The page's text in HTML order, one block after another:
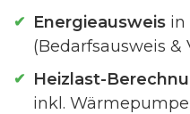
Energieausweis in
(Bedarfsausweis &
Heizlast-
inkl.